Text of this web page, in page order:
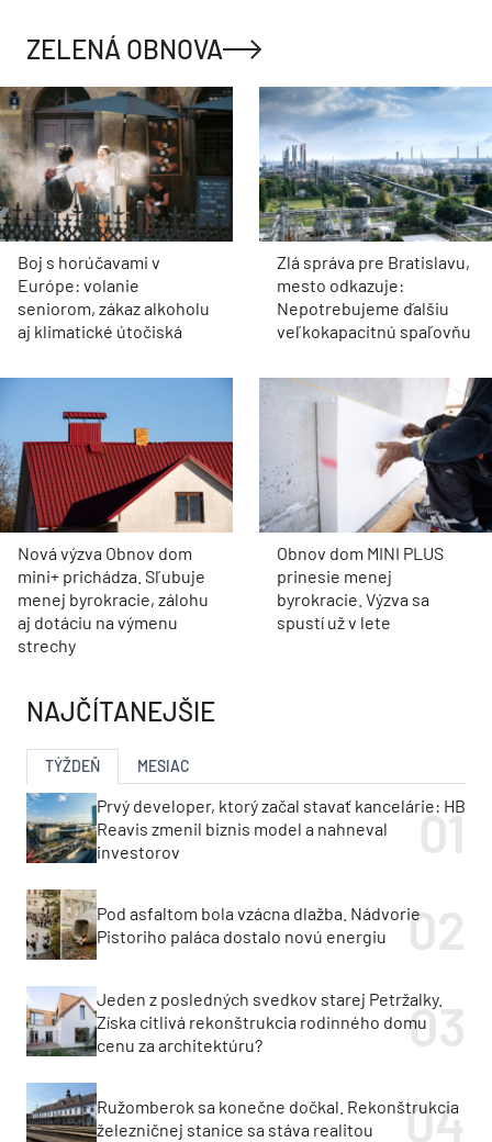
ZELENÁ OBNOVA
Boj s horúčavami v
Európe: volanie
seniorom, zákaz alkoholu
aj klimatické útočiská
Zlá správa pre Bratislavu,
mesto odkazuje:
Nepotrebujeme ďalšiu
veľkokapacitnú spaľovňu
Nová výzva Obnov dom
mini+ prichádza. Sľubuje
menej byrokracie, zálohu
aj dotáciu na výmenu
strechy
Obnov dom MINI PLUS
prinesie menej
byrokracie. Výzva sa
spustí už v lete
NAJČÍTANEJŠIE
TÝŽDEŇ MESIAC
Prvý developer, ktorý začal stavať kancelárie: HB
Reavis zmenil biznis model a nahneval
investorov
Pod asfaltom bola vzácna dlažba. Nádvorie
Pistoriho paláca dostalo novú energiu
Jeden z posledných svedkov starej Petržalky.
Získa citlivá rekonštrukcia rodinného domu
cenu za architektúru?
Ružomberok sa konečne dočkal. Rekonštrukcia
železničnej stanice sa stáva realitou